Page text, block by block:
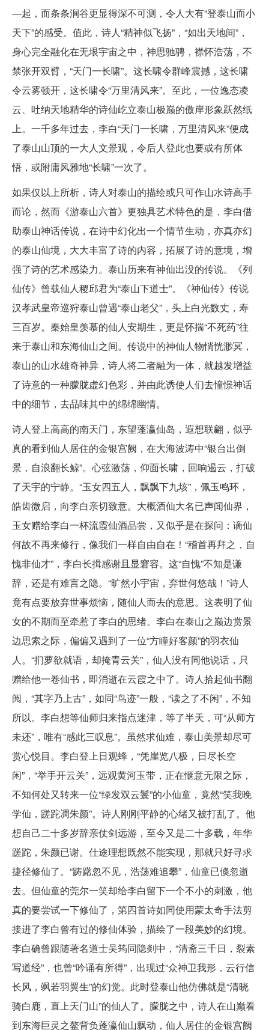
—起，而条条涧谷更显得深不可测，令人大有“登泰山而小
天下”的感受。值此，诗人“精神似飞扬”，“如出天地间”，
身心完全融化在无垠宇宙之中，神思驰骋，襟怀浩荡，不
禁张开双臂，“天门一长啸”。这长啸令群峰震撼，这长啸
令云雾顿开，这长啸令“万里清风来”。至此，一位逸态凌
云、吐纳天地精华的诗仙屹立泰山极巅的傲岸形象跃然纸
上。一千多年过去，李白“天门一长啸，万里清风来”便成
了泰山山顶的一大人文景观，令后人登此也要或有所体
悟，或附庸风雅地“长啸”一次了。
如果仅以上所析，诗人对泰山的描绘或只可作山水诗高手
而论，然而《游泰山六首》更独具艺术特色的是，李白借
助泰山神话传说，在诗中幻化出一个情节生动，亦真亦幻
的泰山仙境，大大丰富了诗的内容，拓展了诗的意境，增
强了诗的艺术感染力。泰山历来有神仙出没的传说。《列
仙传》曾载仙人稷邱君为“泰山下道士”。《神仙传》传说
汉孝武皇帝巡狩泰山曾遇“泰山老父”，头上白光数丈，寿
三百岁。秦始皇羡慕的仙人安期生，更是怀揣“不死药”往
来于泰山和东海仙山之间。传说中的神仙人物惝恍渺冥，
泰山的山水雄奇神异，诗人将二者融为一体，就越发增益
了诗意的一种朦胧虚幻色彩，并由此诱使人们去憧憬神话
中的细节，去品味其中的绵绵幽情。
诗人登上高高的南天门，东望蓬瀛仙岛，遐想联翩，似乎
真的看到仙人居住的金银宫阙，在大海波涛中“银台出倒
景，自浪翻长鲸”。心弦激荡，仰面长啸，回响遏云，打破
了天宇的宁静。“玉女四五人，飘飘下九垓”，佩玉鸣环，
皓齿微启，向李白亲切致意。大概酒仙大名已声闻仙界，
玉女赠给李白一杯流霞仙酒品尝，又似乎是在探问：谪仙
何故不再来修行，像我们一样自由自在！“稽首再拜之，自
愧非仙才”，李白长揖感谢且显窘容。这“自愧”不知是谦
辞，还是有难言之隐。“旷然小宇宙，弃世何悠哉！”诗人
竟有点要放弃世事烦恼，随仙人而去的意思。这表明了仙
女的不期而至牵惹了李白的思绪。李白在泰山之巅边赏景
边思索之际，偏偏又遇到了一位“方瞳好客颜”的羽衣仙
人。“扪萝欲就语，却掩青云关”，仙人没有同他说话，只
赠给他一卷仙书，即消逝在云霞之中了。诗人拾起仙书翻
阅，“其字乃上古”，如同“鸟迹”一般，“读之了不闲”，不知
所以。李白想等仙师归来指点迷津，等了半天，可“从师方
未还”，唯有“感此三叹息”。虽然求仙难，泰山美景却尽可
赏心悦目。李白登上日观蜂，“凭崖览八极，日尽长空
闲”，“举手开云关”，远观黄河玉带，正在惬意无限之际，
不知何处又转来一位“绿发双云鬟”的小仙童，竟然“笑我晚
学仙，蹉跎凋朱颜”。诗人刚刚平静的心绪又被打乱了。他
想自己二十多岁辞亲仗剑远游，至今又是二十多载，年华
蹉跎，朱颜已谢。仕途理想既然不能实现，那就只好寻求
捷径修仙了。“踌躇忽不见，浩荡难追攀”，仙童已倏忽逝
去。但仙童的莞尔一笑却给李白留下一个不小的刺激，他
真的要尝试一下修仙了，第四首诗如同使用蒙太奇手法剪
接进了李白曾有过的修仙体验，描绘了一段美妙的幻境。
李白确曾跟随著名道士吴筠同隐剡中，“清斋三千日，裂素
写道经”，也曾“吟诵有所得”，出现过“众神卫我形，云行信
长风，飒若羽翼生”的幻觉。此时登泰山他仿佛就是“清晓
骑白鹿，直上天门山”的仙人了。朦胧之中，诗人在山巅看
到东海巨灵之鳌背负蓬瀛仙山飘动，仙人居住的金银宫阙